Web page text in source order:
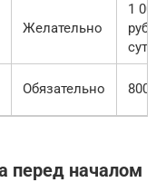
Желательно
1 000
руб/
сутки
Обязательно 800
перед началом